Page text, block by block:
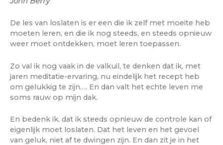
De les van loslaten is er een die ik zelf met moeite heb
moeten leren, en die ik nog steeds, en steeds opnieuw
weer moet ontdekken, moet leren toepassen.
Zo val ik nog vaak in de valkuil, te denken dat ik, met
jaren meditatie-ervaring, nu eindelijk het recept heb
om gelukkig te zijn…. En dan valt het echte leven me
soms rauw op mijn dak.
En bedenk ik, dat ik steeds opnieuw de controle kan of
eigenlijk moet loslaten. Dat het leven en het gevoel
van geluk, niet af te dwingen zijn. En dan zit je in het